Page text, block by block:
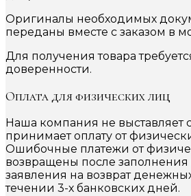
Оригиналы необходимых
переданы вместе с заказом в
Для получения товара
доверенности.
Оплата для физических лиц
Наша компания не выставляет
принимает оплату от
Ошибочные платежи от
возвращены после заполнения
заявления на возврат
течении 3-х банковских дней.